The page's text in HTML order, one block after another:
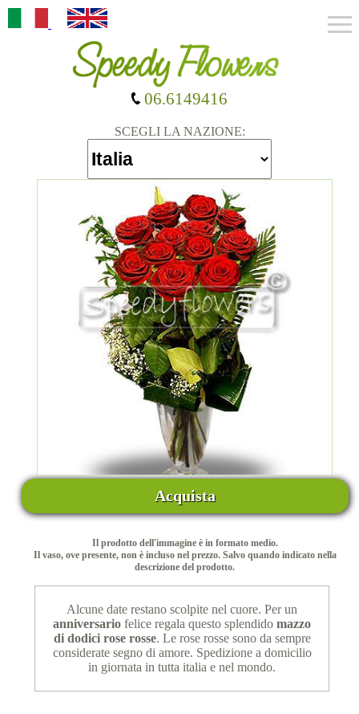
SCEGLI LA NAZIONE:
06.6149416
Acquista
Il prodotto dell'immagine è in formato medio.
Il vaso, ove presente, non è incluso nel prezzo. Salvo quando indicato nella
descrizione del prodotto.
Alcune date restano scolpite nel cuore. Per un
anniversariofelice regala questo splendidomazzo
di dodici rose rosse. Le rose rosse sono da sempre
considerate segno di amore. Spedizione a domicilio
in giornata in tutta italia e nel mondo.